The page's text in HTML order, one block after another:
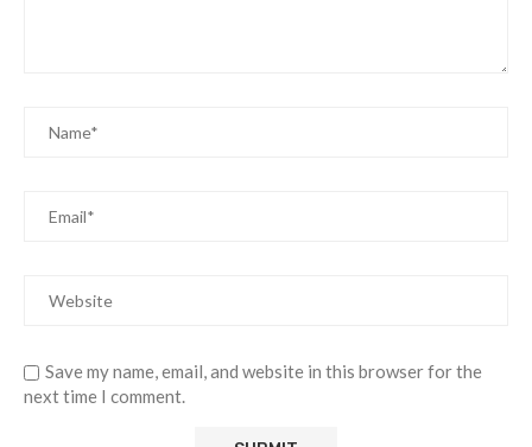
Save my name, email, and website in this browser for the
next time I comment.